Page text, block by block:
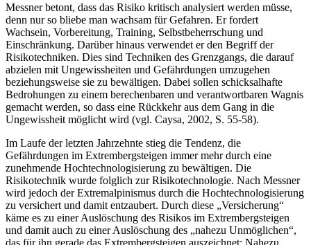
Messner betont, dass das Risiko kritisch analysiert werden müsse,
denn nur so bliebe man wachsam für Gefahren. Er fordert
Wachsein, Vorbereitung, Training, Selbstbeherrschung und
Einschränkung. Darüber hinaus verwendet er den Begriff der
Risikotechniken. Dies sind Techniken des Grenzgangs, die darauf
abzielen mit Ungewissheiten und Gefährdungen umzugehen
beziehungsweise sie zu bewältigen. Dabei sollen schicksalhafte
Bedrohungen zu einem berechenbaren und verantwortbaren Wagnis
gemacht werden, so dass eine Rückkehr aus dem Gang in die
Ungewissheit möglicht wird (vgl. Caysa, 2002, S. 55-58).
Im Laufe der letzten Jahrzehnte stieg die Tendenz, die
Gefährdungen im Extrembergsteigen immer mehr durch eine
zunehmende Hochtechnologisierung zu bewältigen. Die
Risikotechnik wurde folglich zur Risikotechnologie. Nach Messner
wird jedoch der Extremalpinismus durch die Hochtechnologisierung
zu versichert und damit entzaubert. Durch diese „Versicherung“
käme es zu einer Auslöschung des Risikos im Extrembergsteigen
und damit auch zu einer Auslöschung des „nahezu Unmöglichen“,
das für ihn gerade das Extrembergsteigen auszeichnet: Nahezu